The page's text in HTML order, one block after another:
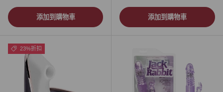
添加到購物車 添加到購物車
23%折扣